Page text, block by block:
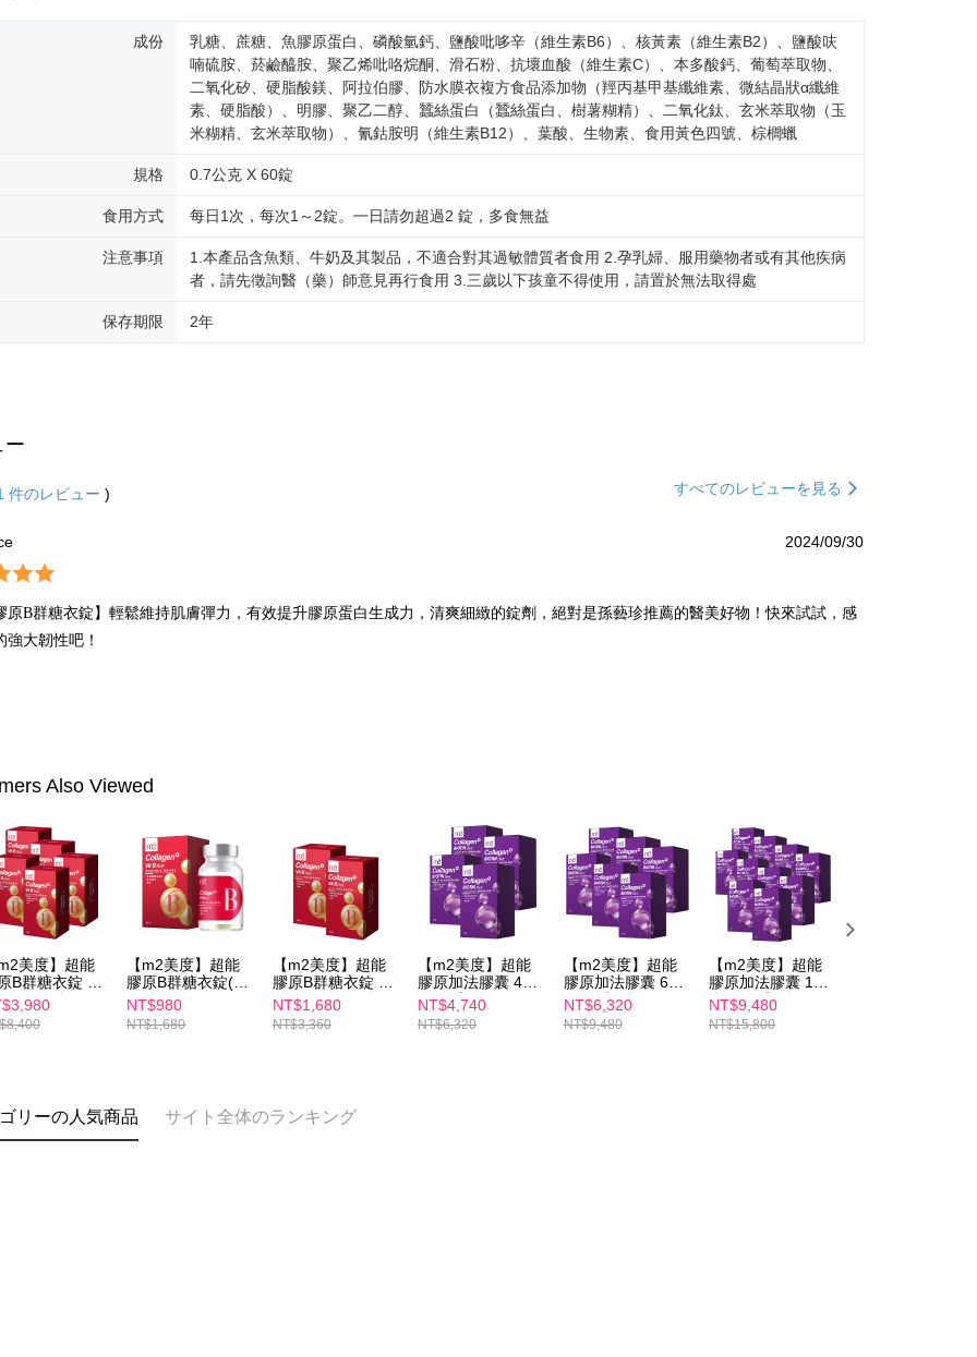
成份
乳糖、蔗糖、魚膠原蛋白、磷酸氫鈣、鹽酸吡哆辛（維生素B6）、核黃素（維生素B2）、鹽酸呋
喃硫胺、菸鹼醯胺、聚乙烯吡咯烷酮、滑石粉、抗壞血酸（維生素C）、本多酸鈣、葡萄萃取物、
二氧化矽、硬脂酸鎂、阿拉伯膠、防水膜衣複方食品添加物（羥丙基甲基纖維素、微結晶狀α纖維
素、硬脂酸）、明膠、聚乙二醇、蠶絲蛋白（蠶絲蛋白、樹薯糊精）、二氧化鈦、玄米萃取物（玉
米糊精、玄米萃取物）、氰鈷胺明（維生素B12）、葉酸、生物素、食用黃色四號、棕櫚蠟
規格 0.7公克 X 60錠
食用方式 每日1次，每次1～2錠。㇐日請勿超過2 錠，多食無益
注意事項
1.本產品含魚類、牛奶及其製品，不適合對其過敏體質者食用 2.孕乳婦、服用藥物者或有其他疾病
者，請先徵詢醫（藥）師意見再行食用 3.三歲以下孩童不得使用，請置於無法取得處
保存期限 2年
ー
件のレビュー ) すべてのレビューを見る
2024/09/30
原B群糖衣錠】輕鬆維持肌膚彈力，有效提升膠原蛋白生成力，清爽細緻的錠劑，絕對是孫藝珍推薦的醫美好物！快來試試，感
強大韌性吧！
Also Viewed
美度】超能
B群糖衣錠 五
(60錠/盒)
【m2美度】超能
膠原B群糖衣錠(60
錠/盒)
NT$980
NT$1,680
【m2美度】超能
膠原B群糖衣錠 買
1送1組(60錠/盒)
NT$1,680
NT$3,360
【m2美度】超能
膠原加法膠囊 4盒
組(30入/盒)
NT$4,740
NT$6,320
【m2美度】超能
膠原加法膠囊 6盒
組(30入/盒)
NT$6,320
NT$9,480
【m2美度】超能
膠原加法膠囊 10
盒組(30入/盒)
NT$9,480
NT$15,800
リーの人気商品 サイト全体のランキング